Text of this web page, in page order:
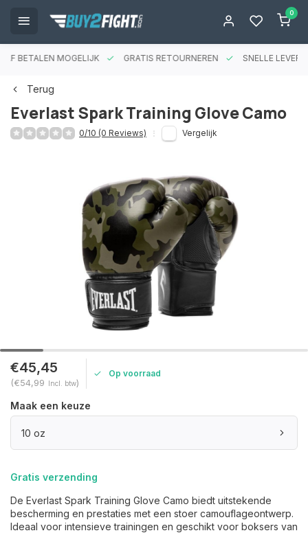
0
BETALEN MOGELIJK GRATIS RETOURNEREN SNELLE
Terug
Everlast Spark Training Glove Camo
0/10 (0 Reviews) Vergelijk
€45,45
(€54,99 Incl. btw)
Op voorraad
Maak een keuze
10 oz
Gratis verzending
De Everlast Spark Training Glove Camo biedt uitstekende
bescherming en prestaties met een stoer camouflageontwerp.
Ideaal voor intensieve trainingen en geschikt voor boksers van